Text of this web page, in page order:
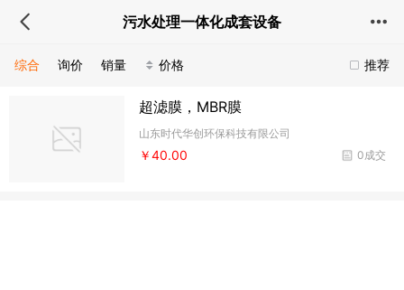
污水处理一体化成套设备
推荐
综合 询价 销量 价格
超滤膜，MBR膜
山东时代华创环保科技有限公司
0成交
￥40.00